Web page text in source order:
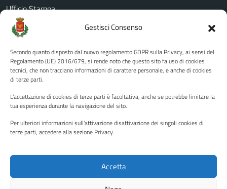
Gestisci Consenso
Secondo quanto disposto dal nuovo regolamento GDPR sulla Privacy, ai sensi del
Regolamento (UE) 2016/679, si rende noto che questo sito fa uso di cookies
tecnici, che non tracciano informazioni di carattere personale, e anche di cookies
di terze parti.
L'accettazione di cookies di terze parti è facoltativa, anche se potrebbe limitare la
tua esperienza durante la navigazione del sito.
Per ulteriori informazioni sull'attivazione disattivazione dei singoli cookies di
terze parti, accedere alla sezione Privacy.
Accetta
Ufficio Stampa
Amministrazione Trasparente
Albo pretorio
Informativa privacy
Note legali
Piano di miglioramento del sito
Instagram